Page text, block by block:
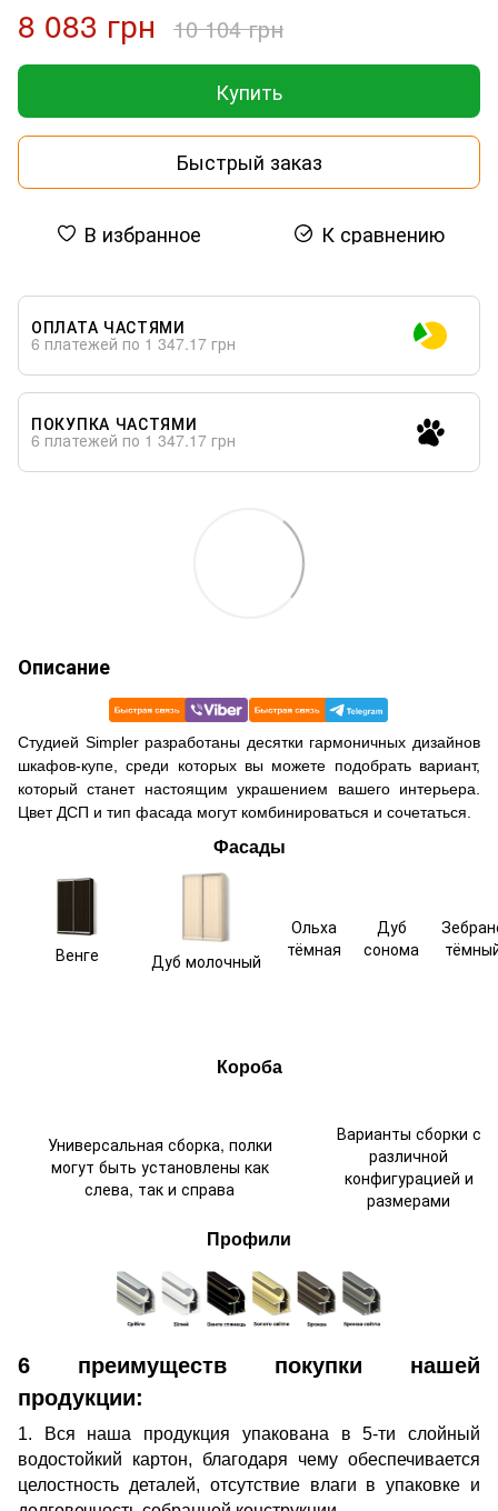
8 083 грн 10 104 грн
Купить
Быстрый заказ
В избранное К сравнению
ОПЛАТА ЧАСТЯМИ
6 платежей по 1 347.17 грн
ПОКУПКА ЧАСТЯМИ
6 платежей по 1 347.17 грн
Описание
Cтудией Simpler разработаны десятки гармоничных дизайнов
шкафов-купе, среди которых вы можете подобрать вариант,
который станет настоящим украшением вашего интерьера.
Цвет ДСП и тип фасада могут комбинироваться и сочетаться.
Фасады
Венге Дуб молочный
Ольха
тёмная
Дуб
сонома
Короба
Универсальная сборка, полки
могут быть установлены как
слева, так и справа
Варианты сборки с
различной
конфигурацией и
размерами
Профили
6 преимуществ покупки нашей
продукции:
1. Вся наша продукция упакована в 5-ти слойный
водостойкий картон, благодаря чему обеспечивается
целостность деталей, отсутствие влаги в упаковке и